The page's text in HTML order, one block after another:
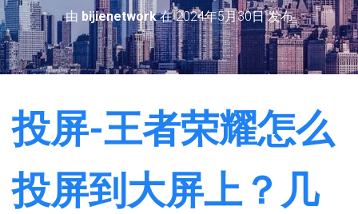
由 bijienetwork在2024年5月30日发布
投屏-王者荣耀怎么
投屏到大屏上？几